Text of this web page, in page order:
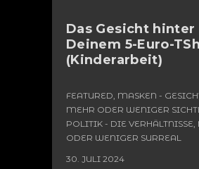
Das Gesicht hinter
Deinem 5-Euro-
(Kinderarbeit)
FEATURED MASKEN -
MEHR ODER WENIGER
POLITIK - DIE
ODER WENIGER SURREAL
30. JULI 2024